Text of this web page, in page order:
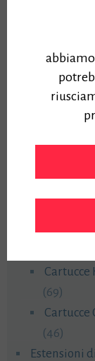
Categorie
Cartucce
Cartucce
(69)
Cartucce
(46)
Estensioni